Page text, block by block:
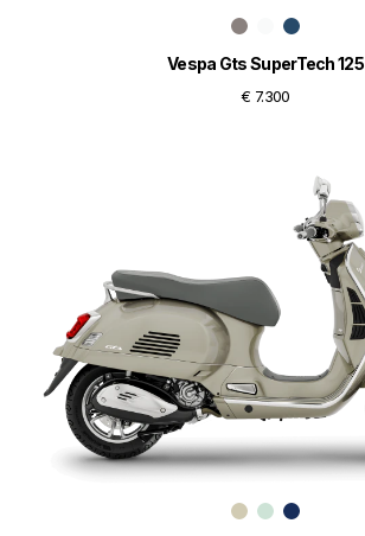
Vespa Gts SuperTech 125
€ 7.300